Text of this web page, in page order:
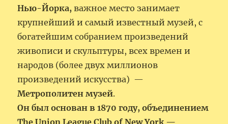
Нью-Йорка, важное место занимает
крупнейший и самый известный музей, с
богатейшим собранием произведений
живописи и скульптуры, всех времен и
народов (более двух миллионов
произведений искусства) —
Метрополитен музей.
Он был основан в 1870 году, объединением